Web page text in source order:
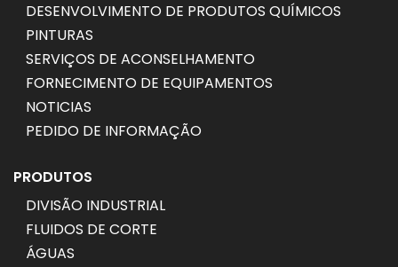
DESENVOLVIMENTO DE PRODUTOS QUÍMICOS
PINTURAS
SERVIÇOS DE ACONSELHAMENTO
FORNECIMENTO DE EQUIPAMENTOS
NOTICIAS
PEDIDO DE INFORMAÇÃO
PRODUTOS
DIVISÃO INDUSTRIAL
FLUIDOS DE CORTE
ÁGUAS